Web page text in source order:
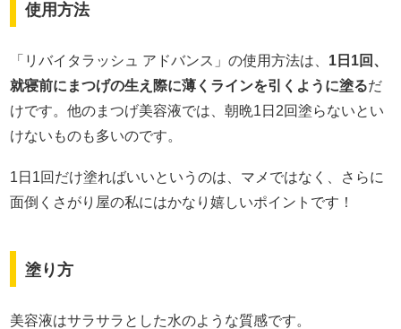
使用方法
「リバイタラッシュ アドバンス」の使用方法は、 1日1回、
就寝前にまつげの生え際に薄くラインを引くように塗るだ
けです。他のまつげ美容液では、朝晩1日2回塗らないとい
けないものも多いのです。
1日1回だけ塗ればいいというのは、マメではなく、さらに
面倒くさがり屋の私にはかなり嬉しいポイントです！
塗り方
美容液はサラサラとした水のような質感です。